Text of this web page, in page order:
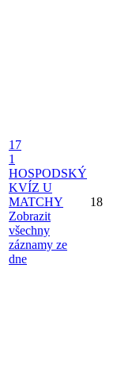
17
1
HOSPODSKÝ
KVÍZ U
MATCHY
Zobrazit
všechny
záznamy ze
dne
18